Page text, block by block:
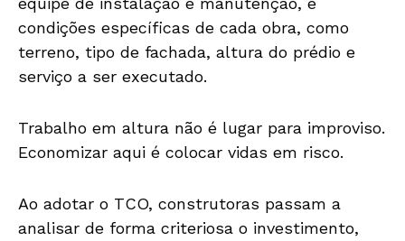
condições específicas de cada obra, como
terreno, tipo de fachada, altura do prédio e
serviço a ser executado.
Trabalho em altura não é lugar para improviso.
Economizar aqui é colocar vidas em risco.
Ao adotar o TCO, construtoras passam a
analisar de forma criteriosa o investimento,